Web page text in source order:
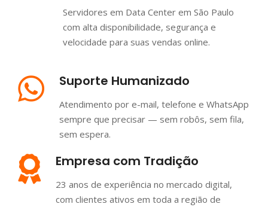
Servidores em Data Center em São Paulo
com alta disponibilidade, segurança e
velocidade para suas vendas online.
Suporte Humanizado
Atendimento por e-mail, telefone e WhatsApp
sempre que precisar — sem robôs, sem fila,
sem espera.
Empresa com Tradição
23 anos de experiência no mercado digital,
com clientes ativos em toda a região de